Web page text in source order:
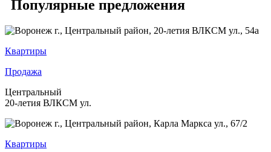
Популярные предложения
Квартиры
Продажа
Центральный
20-летия ВЛКСМ ул.
Квартиры